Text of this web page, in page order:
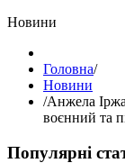
Hовини
Головна/
Hовини
/Анжела
воєнний та
Популярні